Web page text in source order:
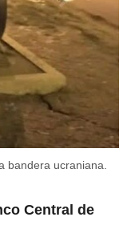
bandera ucraniana.
Central de